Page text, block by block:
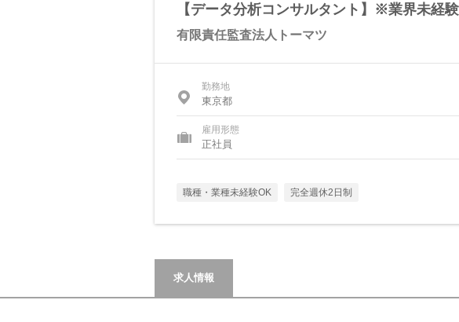
【データ分析コンサルタント】※業界未経
有限責任監査法人トーマツ
勤務地
東京都
雇用形態
正社員
職種・業種未経験OK 完全週休2日制
求人情報